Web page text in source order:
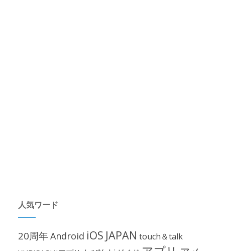
人気ワード
20周年Android iOS JAPAN touch＆talk